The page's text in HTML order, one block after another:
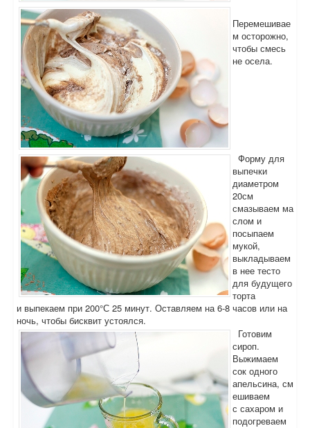
Перемешивае
м осторожно,
чтобы смесь
не осела.
Форму для
выпечки
диаметром
20см
смазываем ма
слом и
посыпаем
мукой,
выкладываем
в нее тесто
для будущего
торта
и выпекаем при 200°С 25 минут. Оставляем на 6-8 часов или на
ночь, чтобы бисквит устоялся.
Готовим
сироп.
Выжимаем
сок одного
апельсина, см
ешиваем
с сахаром и
подогреваем